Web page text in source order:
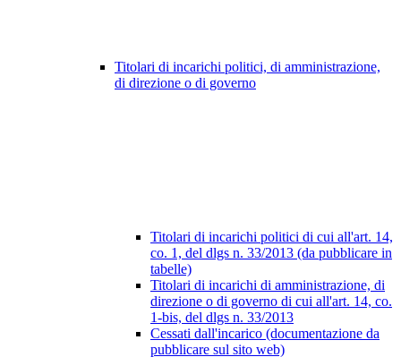
Titolari di incarichi politici, di amministrazione,
di direzione o di governo
Titolari di incarichi politici di cui all'art. 14,
co. 1, del dlgs n. 33/2013 (da pubblicare in
tabelle)
Titolari di incarichi di amministrazione, di
direzione o di governo di cui all'art. 14, co.
1-bis, del dlgs n. 33/2013
Cessati dall'incarico (documentazione da
pubblicare sul sito web)